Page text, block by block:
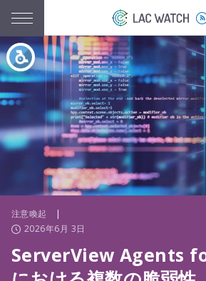
注意喚起
|
2026年6月 3日
ServerView Agents